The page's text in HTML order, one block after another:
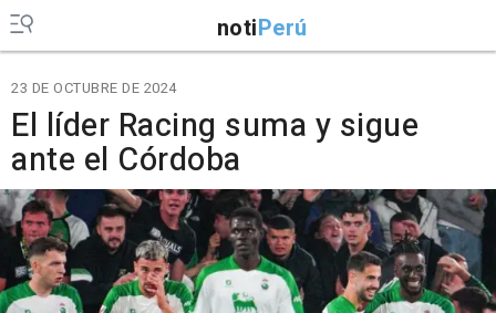
notiPerú
23 DE OCTUBRE DE 2024
El líder Racing suma y sigue
ante el Córdoba